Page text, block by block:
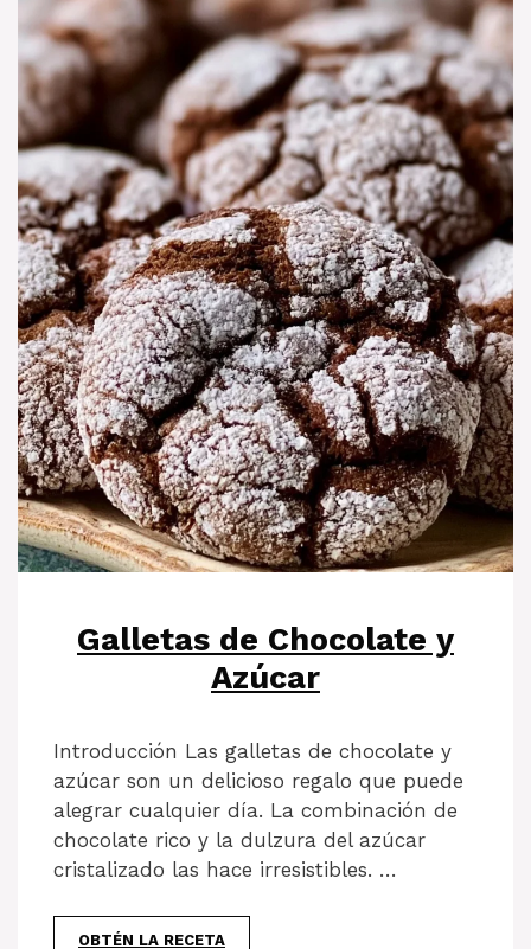
Galletas de Chocolate y
Azúcar
Introducción Las galletas de chocolate y
azúcar son un delicioso regalo que puede
alegrar cualquier día. La combinación de
chocolate rico y la dulzura del azúcar
cristalizado las hace irresistibles. …
OBTÉN LA RECETA